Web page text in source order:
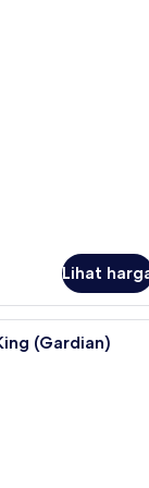
Lihat
1 Tempat
(Gardian)